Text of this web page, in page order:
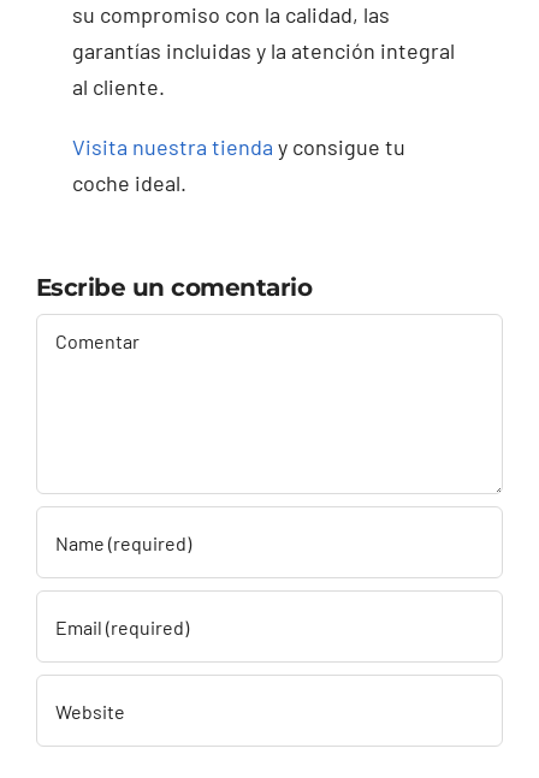
su compromiso con la calidad, las
garantías incluidas y la atención integral
al cliente.
Visita nuestra tienda y consigue tu
coche ideal.
Escribe un comentario
Comment